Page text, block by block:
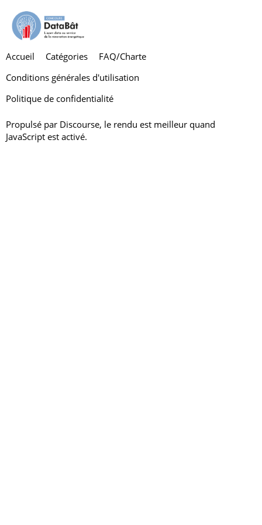
Accueil Catégories
FAQ/Charte
Conditions générales d'utilisation
Politique de confidentialité
Propulsé par Discourse, le rendu est meilleur quand
JavaScript est activé.